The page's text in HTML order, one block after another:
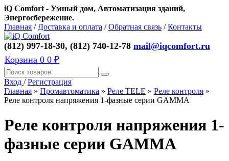
iQ Comfort - Умный дом, Автоматизация зданий,
Энергосбережение.
Главная / Доставка и оплата /Обратная связь /Контакты
(812) 997-18-30, (812) 740-12-78 mail@iqcomfort.ru
Корзина 0 0 ₽
Вход /Регистрация
Главная » Промавтоматика » Реле TELE » Реле контроля »
Реле контроля напряжения 1-фазные серии GAMMA
Реле контроля напряжения 1-
фазные серии GAMMA